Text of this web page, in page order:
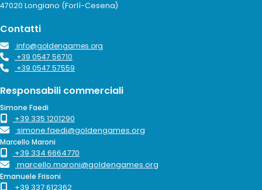
47020 Longiano (Forlì-Cesena)
Contatti
info@goldengames.org
+39 0547 56710
+39 0547 57559
Responsabili commerciali
Simone Faedi
+39 335 1201290
simone.faedi@goldengames.org
Marcello Maroni
+39 334 6664770
marcello.maroni@goldengames.org
Emanuele Frisoni
+39 337 612362